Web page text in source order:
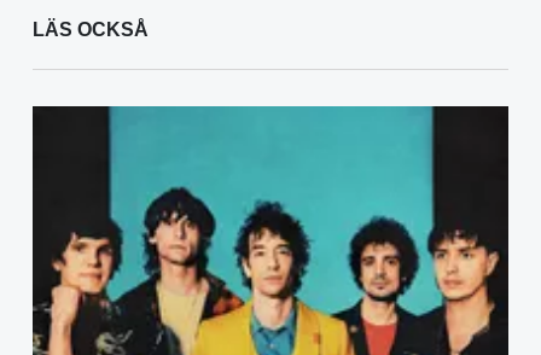
LÄS OCKSÅ